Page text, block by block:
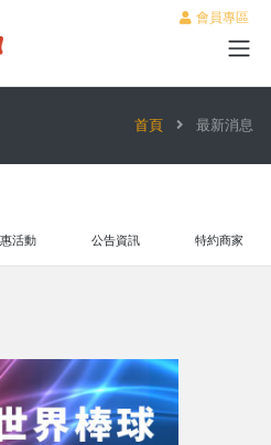
會員專區
首頁 最新消息
活動 公告資訊 特約商家